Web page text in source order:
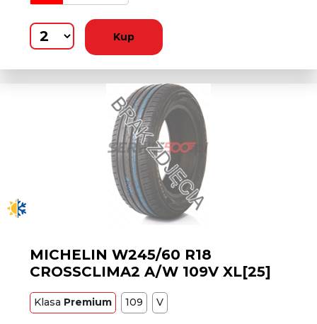
Kup
MICHELIN W245/60 R18
CROSSCLIMA2 A/W 109V XL[25]
Klasa Premium 109 V